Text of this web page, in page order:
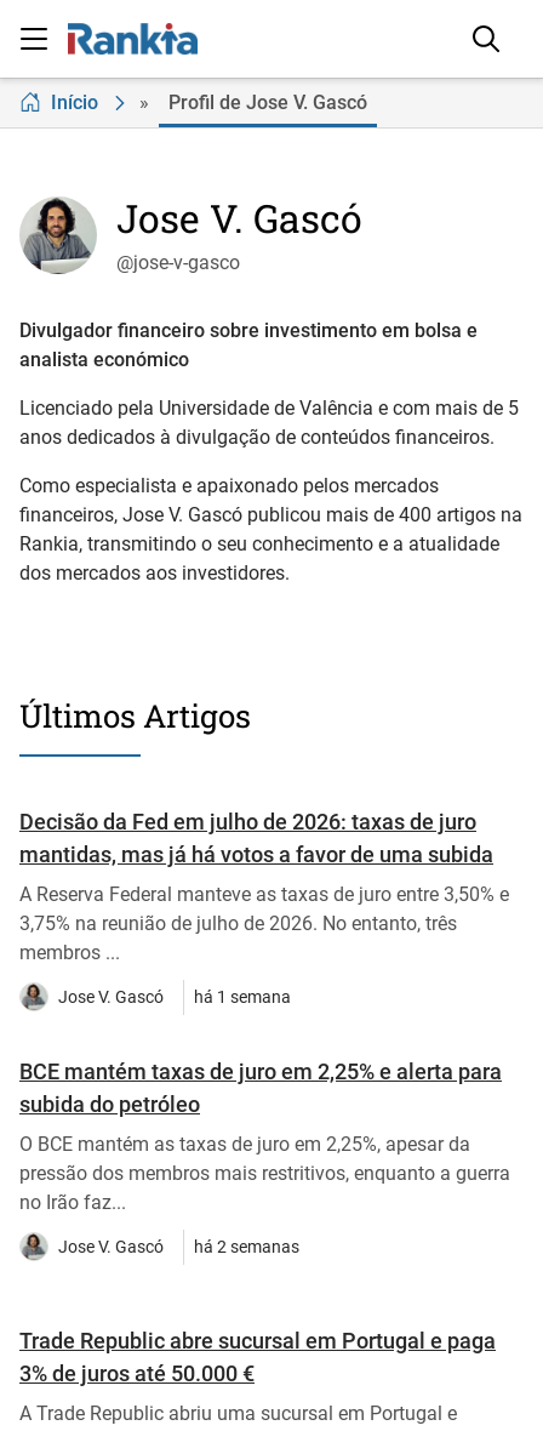
Início » Profil de Jose V. Gascó
Jose V. Gascó
@jose-v-gasco
Divulgador financeiro sobre investimento em bolsa e
analista económico
Licenciado pela Universidade de Valência e com mais de 5
anos dedicados à divulgação de conteúdos financeiros.
Como especialista e apaixonado pelos mercados
financeiros, Jose V. Gascó publicou mais de 400 artigos na
Rankia, transmitindo o seu conhecimento e a atualidade
dos mercados aos investidores.
Últimos Artigos
Decisão da Fed em julho de 2026: taxas de juro
mantidas, mas já há votos a favor de uma subida
A Reserva Federal manteve as taxas de juro entre 3,50% e
3,75% na reunião de julho de 2026. No entanto, três
membros ...
Jose V. Gascó há 1 semana
BCE mantém taxas de juro em 2,25% e alerta para
subida do petróleo
O BCE mantém as taxas de juro em 2,25%, apesar da
pressão dos membros mais restritivos, enquanto a guerra
no Irão faz...
Jose V. Gascó há 2 semanas
Trade Republic abre sucursal em Portugal e paga
3% de juros até 50.000 €
A Trade Republic abriu uma sucursal em Portugal e